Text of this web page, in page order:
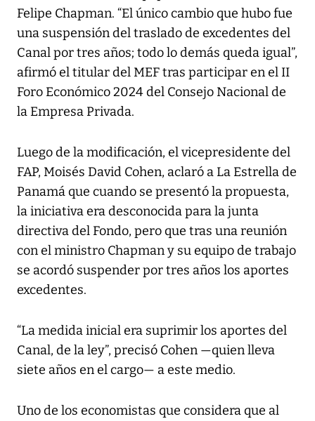
Felipe Chapman. “El único cambio que hubo fue
una suspensión del traslado de excedentes del
Canal por tres años; todo lo demás queda igual”,
afirmó el titular del MEF tras participar en el II
Foro Económico 2024 del Consejo Nacional de
la Empresa Privada.
Luego de la modificación, el vicepresidente del
FAP, Moisés David Cohen, aclaró a La Estrella de
Panamá que cuando se presentó la propuesta,
la iniciativa era desconocida para la junta
directiva del Fondo, pero que tras una reunión
con el ministro Chapman y su equipo de trabajo
se acordó suspender por tres años los aportes
excedentes.
“La medida inicial era suprimir los aportes del
Canal, de la ley”, precisó Cohen —quien lleva
siete años en el cargo— a este medio.
Uno de los economistas que considera que al